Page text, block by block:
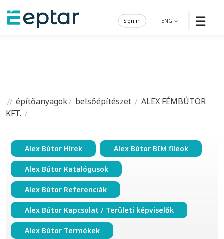
☰
ENG
Sign in
építőanyagok belsőépítészet
ALEX FÉMBÚTOR
KFT.
Alex Bútor Hírek Alex Bútor BIM fileok
Alex Bútor Katalógusok
Alex Bútor Referenciák
Alex Bútor Kapcsolat / Területi képviselők
Alex Bútor Termékek